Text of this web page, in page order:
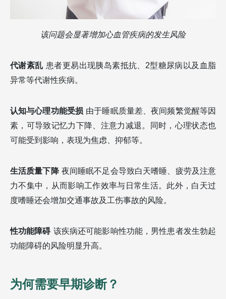
该问题会显著增加心血管疾病的发生风险
代谢紊乱 患者更易出现胰岛素抵抗、2型糖尿病以及血脂
异常等代谢性疾病。
认知与心理功能受损 由于睡眠质量差、夜间频繁觉醒等因
素，可导致记忆力下降、注意力减退。同时，心理状态也
可能受到影响，表现为焦虑、抑郁等。
生活质量下降 夜间睡眠不足会导致白天嗜睡、疲劳及注意
力不集中，从而影响工作效率与日常生活。此外，白天过
度嗜睡还会增加交通事故及工伤事故的风险。
性功能障碍 该疾病还可能影响性功能，男性患者发生勃起
功能障碍的风险明显升高。
为何需要早期诊断？